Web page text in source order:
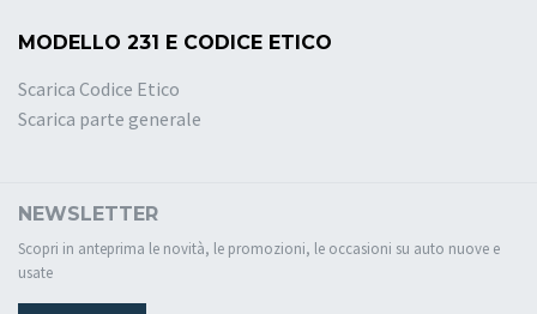
MODELLO 231 E CODICE ETICO
Scarica Codice Etico
Scarica parte generale
NEWSLETTER
Scopri in anteprima le novità, le promozioni, le occasioni su auto nuove e
usate